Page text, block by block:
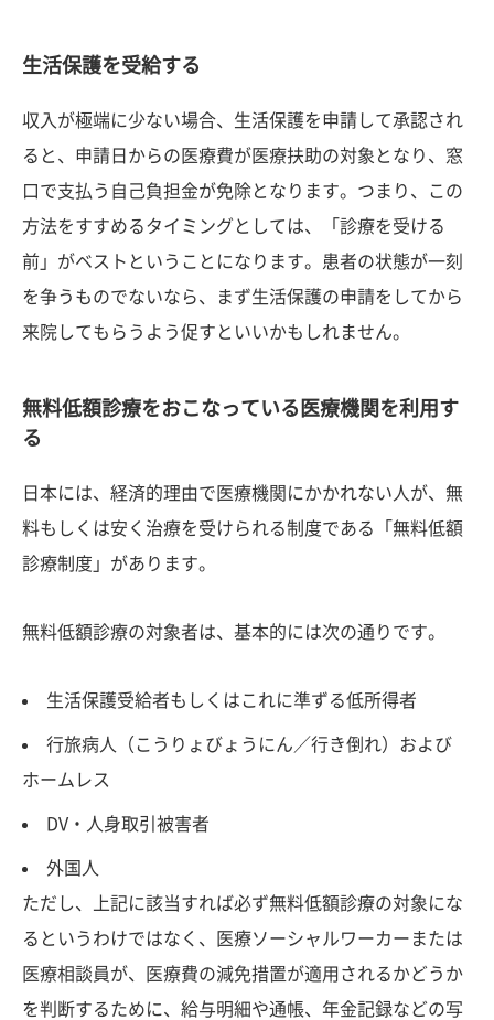
生活保護を受給する
収入が極端に少ない場合、生活保護を申請して承認され
ると、申請日からの医療費が医療扶助の対象となり、窓
口で支払う自己負担金が免除となります。つまり、この
方法をすすめるタイミングとしては、「診療を受ける
前」がベストということになります。患者の状態が一刻
を争うものでないなら、まず生活保護の申請をしてから
来院してもらうよう促すといいかもしれません。
無料低額診療をおこなっている医療機関を利用す
る
日本には、経済的理由で医療機関にかかれない人が、無
料もしくは安く治療を受けられる制度である「無料低額
診療制度」があります。
無料低額診療の対象者は、基本的には次の通りです。
生活保護受給者もしくはこれに準ずる低所得者
行旅病人（こうりょびょうにん／行き倒れ）および
ホームレス
DV・人身取引被害者
外国人
ただし、上記に該当すれば必ず無料低額診療の対象にな
るというわけではなく、医療ソーシャルワーカーまたは
医療相談員が、医療費の減免措置が適用されるかどうか
を判断するために、給与明細や通帳、年金記録などの写